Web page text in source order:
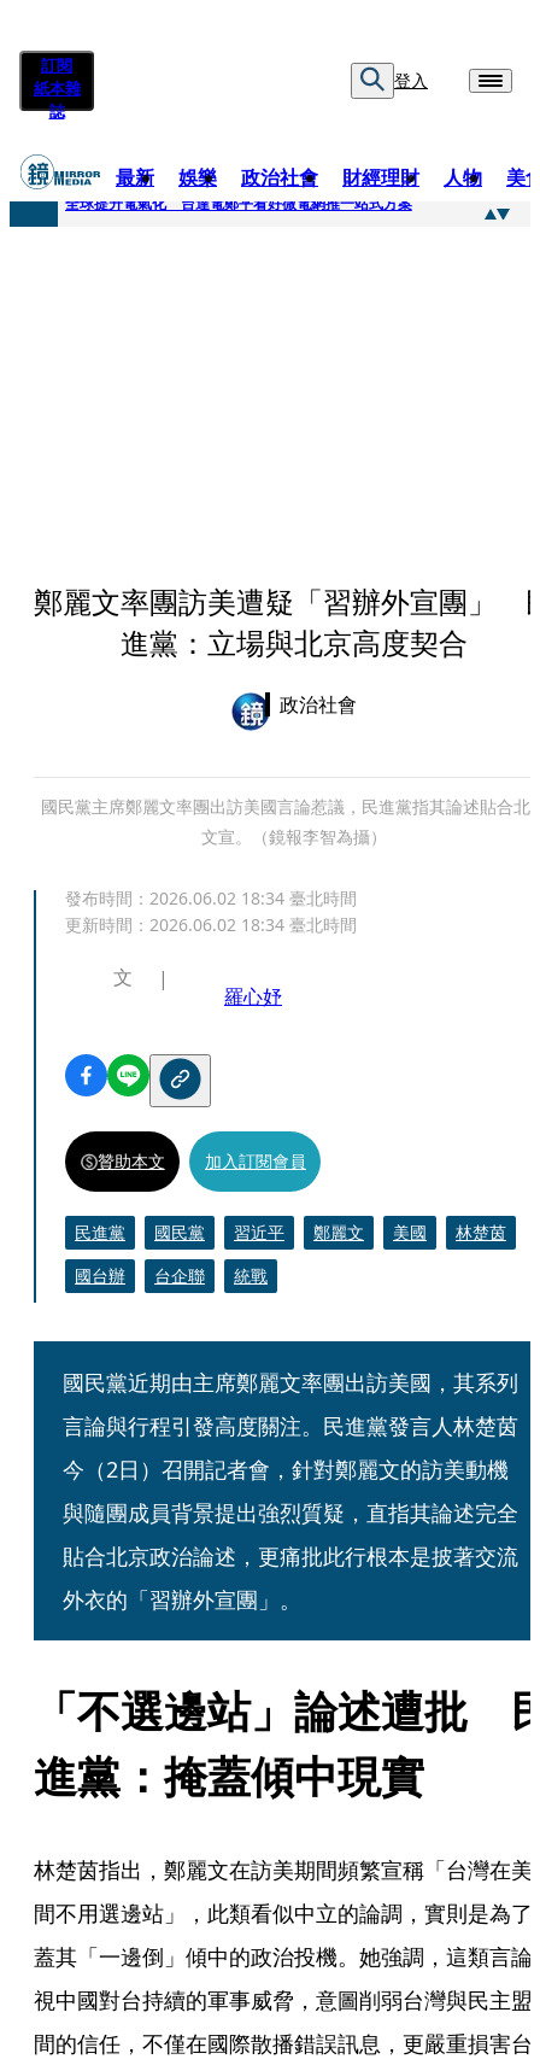
訂閱
紙本雜
誌
登入
最新 娛樂 政治社會 財經理財 人物 美
快訊
全球提升電氣化 台達電鄭平看好微電網推一站式方案
鄭麗文率團訪美遭疑「習辦外宣團」
進黨：立場與北京高度契合
政治社會
國民黨主席鄭麗文率團出訪美國言論惹議，民進黨指其論述貼合北
文宣。（鏡報李智為攝）
發布時間： 2026.06.02 18:34 臺北時間
更新時間： 2026.06.02 18:34 臺北時間
文
羅心妤
贊助本文 加入訂閱會員
民進黨 國民黨 習近平 鄭麗文 美國
林楚茵
國台辦
台企聯 統戰
國民黨近期由主席鄭麗文率團出訪美國，其系列
言論與行程引發高度關注。民進黨發言人林楚茵
今（2日）召開記者會，針對鄭麗文的訪美動機
與隨團成員背景提出強烈質疑，直指其論述完全
貼合北京政治論述，更痛批此行根本是披著交流
外衣的「習辦外宣團」。
「不選邊站」論述遭批　
進黨：掩蓋傾中現實
林楚茵指出，鄭麗文在訪美期間頻繁宣稱「台灣在美
間不用選邊站」，此類看似中立的論調，實則是為了
蓋其「一邊倒」傾中的政治投機。她強調，這類言論
視中國對台持續的軍事威脅，意圖削弱台灣與民主盟
間的信任，不僅在國際散播錯誤訊息，更嚴重損害台